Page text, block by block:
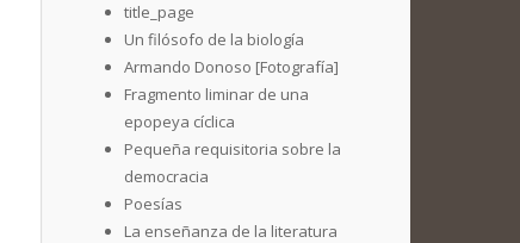
title_page
Un filósofo de la biología
Armando Donoso [Fotografía]
Fragmento liminar de una
epopeya cíclica
Pequeña requisitoria sobre la
democracia
Poesías
La enseñanza de la literatura